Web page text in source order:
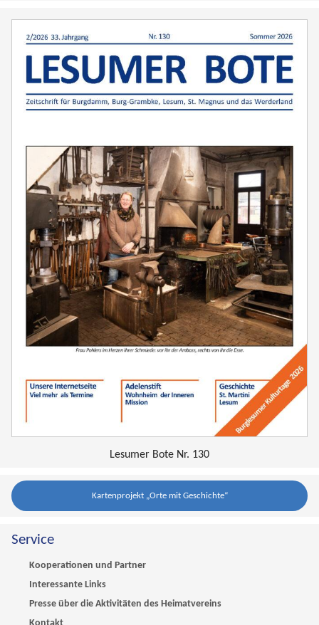
Lesumer Bote Nr. 130
Kartenprojekt „Orte mit Geschichte“
Service
Kooperationen und Partner
Interessante Links
Presse über die Aktivitäten des Heimatvereins